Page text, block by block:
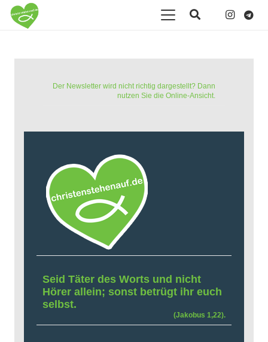
Der Newsletter wird nicht richtig dargestellt? Dann
nutzen Sie die Online-Ansicht.
Seid Täter des Worts und nicht
Hörer allein; sonst betrügt ihr euch
selbst.
(Jakobus 1,22).